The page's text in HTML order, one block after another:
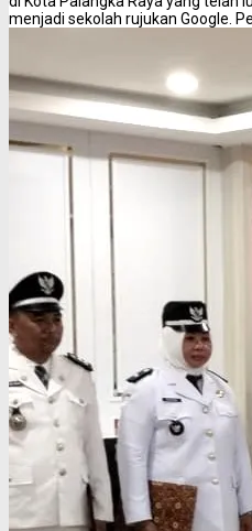
menjadi sekolah rujukan Google.